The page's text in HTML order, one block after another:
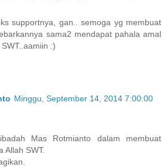
supportnya, gan.. semoga yg membuat
sama2 mendapat pahala amal
:)
Minggu, September 14, 2014 7:00:00
Mas Rotmianto dalam membuat
Allah SWT.